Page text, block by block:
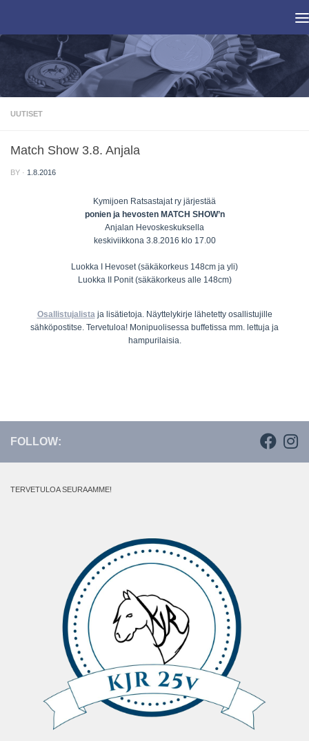
UUTISET
Match Show 3.8. Anjala
BY · 1.8.2016
Kymijoen Ratsastajat ry järjestää
ponien ja hevosten MATCH SHOW’n
Anjalan Hevoskeskuksella
keskiviikkona 3.8.2016 klo 17.00
Luokka I Hevoset (säkäkorkeus 148cm ja yli)
Luokka II Ponit (säkäkorkeus alle 148cm)
Osallistujalista ja lisätietoja. Näyttelykirje lähetetty osallistujille
sähköpostitse. Tervetuloa! Monipuolisessa buffetissa mm. lettuja ja
hampurilaisia.
FOLLOW:
TERVETULOA SEURAAMME!